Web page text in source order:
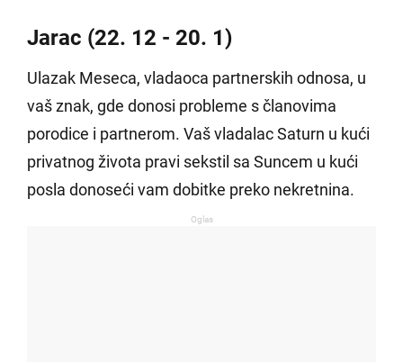
Jarac (22. 12 - 20. 1)
Ulazak Meseca, vladaoca partnerskih odnosa, u
vaš znak, gde donosi probleme s članovima
porodice i partnerom. Vaš vladalac Saturn u kući
privatnog života pravi sekstil sa Suncem u kući
posla donoseći vam dobitke preko nekretnina.
Oglas